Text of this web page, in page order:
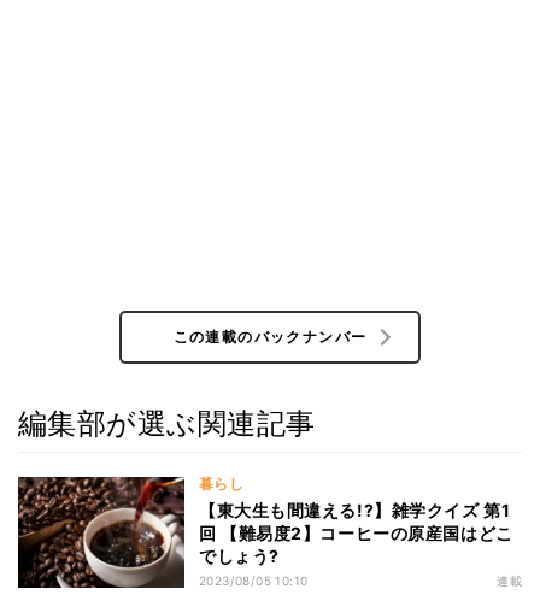
この連載のバックナンバー
編集部が選ぶ関連記事
暮らし
【東大生も間違える!?】雑学クイズ 第1
回 【難易度2】コーヒーの原産国はどこ
でしょう?
2023/08/05 10:10 連載